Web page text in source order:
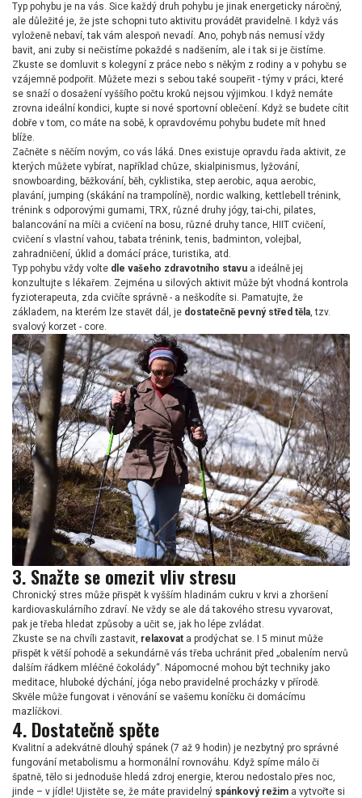
Typ pohybu je na vás. Sice každý druh pohybu je jinak energeticky náročný,
ale důležité je, že jste schopni tuto aktivitu provádět pravidelně. I když vás
vyloženě nebaví, tak vám alespoň nevadí. Ano, pohyb nás nemusí vždy
bavit, ani zuby si nečistíme pokaždé s nadšením, ale i tak si je čistíme.
Zkuste se domluvit s kolegyní z práce nebo s někým z rodiny a v pohybu se
vzájemně podpořit. Můžete mezi s sebou také soupeřit - týmy v práci, které
se snaží o dosažení vyššího počtu kroků nejsou výjimkou. I když nemáte
zrovna ideální kondici, kupte si nové sportovní oblečení. Když se budete cítit
dobře v tom, co máte na sobě, k opravdovému pohybu budete mít hned
blíže.
Začněte s něčím novým, co vás láká. Dnes existuje opravdu řada aktivit, ze
kterých můžete vybírat, například chůze, skialpinismus, lyžování,
snowboarding, běžkování, běh, cyklistika, step aerobic, aqua aerobic,
plavání, jumping (skákání na trampolíně), nordic walking, kettlebell trénink,
trénink s odporovými gumami, TRX, různé druhy jógy, tai-chi, pilates,
balancování na míči a cvičení na bosu, různé druhy tance, HIIT cvičení,
cvičení s vlastní vahou, tabata trénink, tenis, badminton, volejbal,
zahradničení, úklid a domácí práce, turistika, atd.
Typ pohybu vždy volte dle vašeho zdravotního stavu a ideálně jej
konzultujte s lékařem. Zejména u silových aktivit může být vhodná kontrola
fyzioterapeuta, zda cvičíte správně - a neškodíte si. Pamatujte, že
základem, na kterém lze stavět dál, je dostatečně pevný střed těla, tzv.
svalový korzet - core.
3. Snažte se omezit vliv stresu
Chronický stres může přispět k vyšším hladinám cukru v krvi a zhoršení
kardiovaskulárního zdraví. Ne vždy se ale dá takového stresu vyvarovat,
pak je třeba hledat způsoby a učit se, jak ho lépe zvládat.
Zkuste se na chvíli zastavit, relaxovat a prodýchat se. I 5 minut může
přispět k větší pohodě a sekundárně vás třeba uchránit před „obalením nervů
dalším řádkem mléčné čokolády“. Nápomocné mohou být techniky jako
meditace, hluboké dýchání, jóga nebo pravidelné procházky v přírodě.
Skvěle může fungovat i věnování se vašemu koníčku či domácímu
mazlíčkovi.
4. Dostatečně spěte
Kvalitní a adekvátně dlouhý spánek (7 až 9 hodin) je nezbytný pro správné
fungování metabolismu a hormonální rovnováhu. Když spíme málo či
špatně, tělo si jednoduše hledá zdroj energie, kterou nedostalo přes noc,
jinde – v jídle! Ujistěte se, že máte pravidelný spánkový režim a vytvořte si